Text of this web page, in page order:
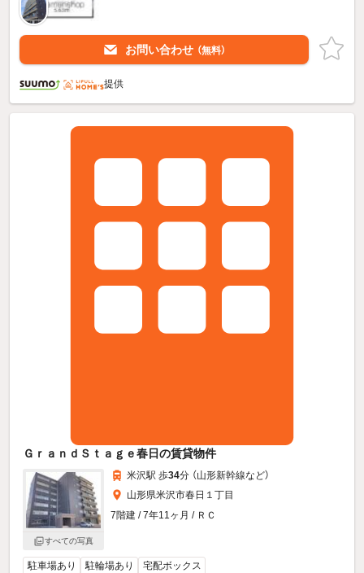
お問い合わせ （無料）
提供
ＧｒａｎｄＳｔａｇｅ春日の賃貸物件
すべての写真
米沢駅 歩34分 （山形新幹線など）
山形県米沢市春日１丁目
7階建 / 7年11ヶ月 / ＲＣ
駐車場あり 駐輪場あり 宅配ボックス